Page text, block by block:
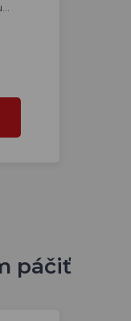
páčiť